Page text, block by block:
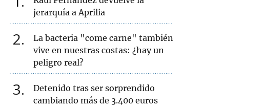
jerarquía a Aprilia
2
La bacteria "come carne" también
vive en nuestras costas: ¿hay un
peligro real?
3
Detenido tras ser sorprendido
cambiando más de 3.400 euros